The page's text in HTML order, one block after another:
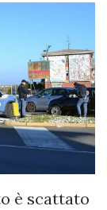
è scattato